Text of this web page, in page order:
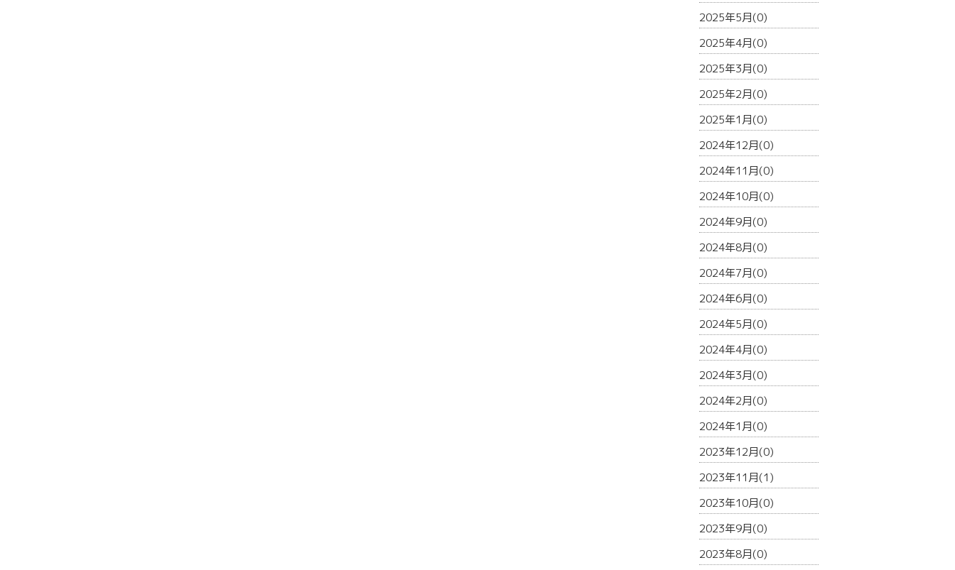
2025年5月(0)
2025年4月(0)
2025年3月(0)
2025年2月(0)
2025年1月(0)
2024年12月(0)
2024年11月(0)
2024年10月(0)
2024年9月(0)
2024年8月(0)
2024年7月(0)
2024年6月(0)
2024年5月(0)
2024年4月(0)
2024年3月(0)
2024年2月(0)
2024年1月(0)
2023年12月(0)
2023年11月(1)
2023年10月(0)
2023年9月(0)
2023年8月(0)